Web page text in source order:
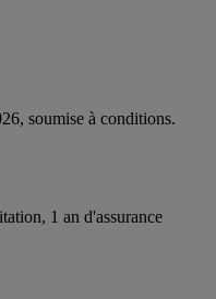
soumise à conditions.
1 an d'assurance